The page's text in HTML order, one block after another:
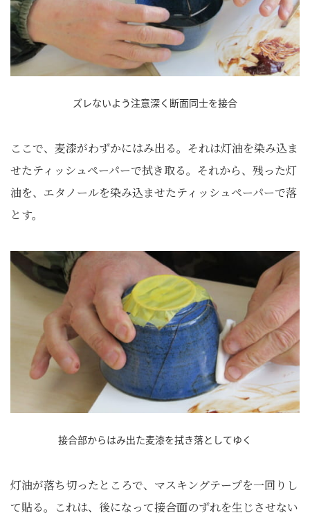
ズレないよう注意深く断面同士を接合
ここで、麦漆がわずかにはみ出る。それは灯油を染み込ま
せたティッシュペーパーで拭き取る。それから、残った灯
油を、エタノールを染み込ませたティッシュペーパーで落
とす。
接合部からはみ出た麦漆を拭き落としてゆく
灯油が落ち切ったところで、マスキングテープを一回りし
て貼る。これは、後になって接合面のずれを生じさせない